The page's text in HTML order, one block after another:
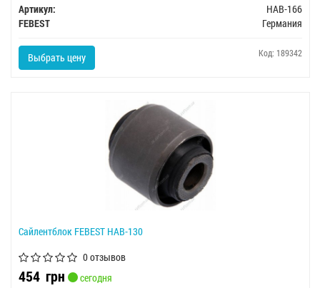
Артикул:
HAB-166
FEBEST
Германия
Выбрать цену Код: 189342
Сайлентблок FEBEST HAB-130
0 отзывов
454 грн
сегодня